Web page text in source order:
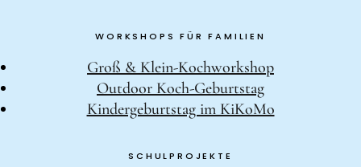
WORKSHOPS FÜR FAMILIEN
Groß & Klein-Kochworkshop
Outdoor Koch-Geburtstag
Kindergeburtstag im KiKoMo
SCHULPROJEKTE